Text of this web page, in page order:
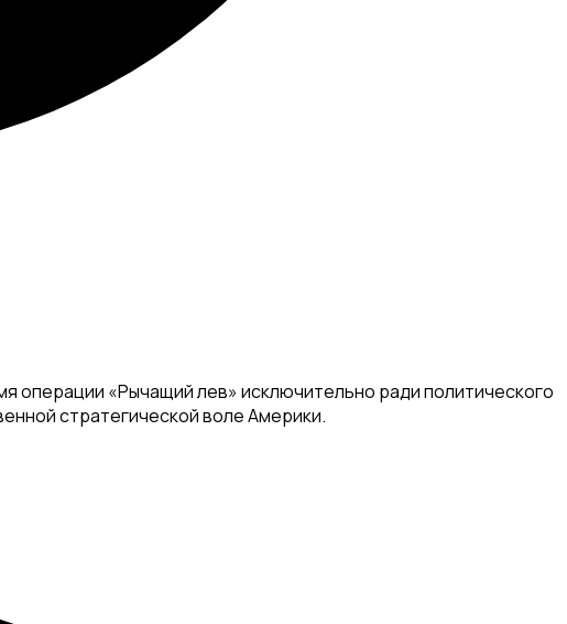
операции «Рычащий лев» исключительно ради политического
стратегической воле Америки.